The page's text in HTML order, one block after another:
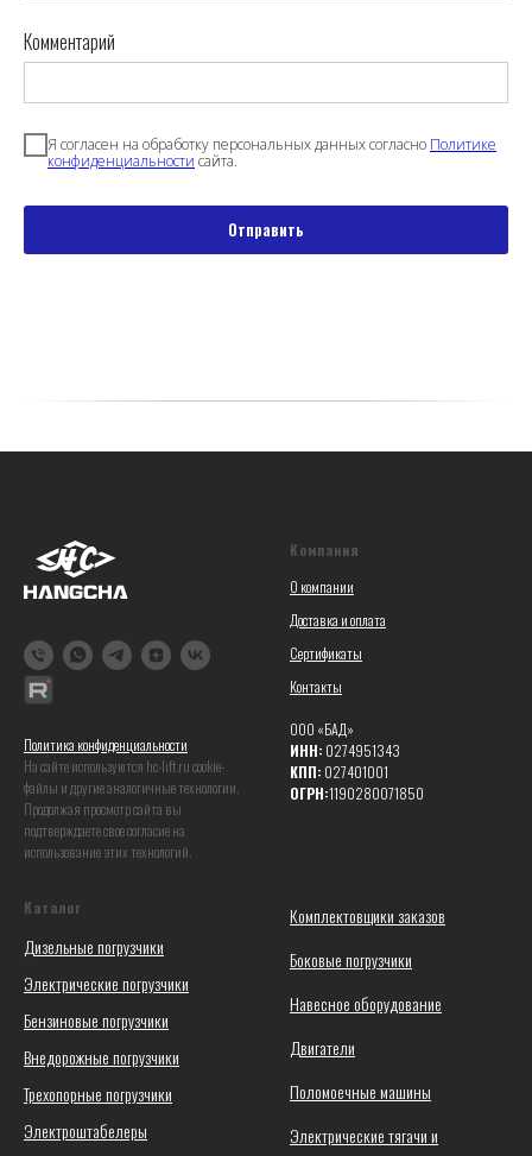
Комментарий
Я согласен на обработку персональных данных согласно Политике
конфиденциальности сайта.
Отправить
Политика конфиденциальности
На сайте используются hc-lift.ru coоkie-
файлы и другие аналогичные технологии.
Продолжая просмотр сайта вы
подтверждаете свое согласие на
использование этих технологий.
Компания
О компании
Доставка и оплата
Сертификаты
Контакты
ООО «БАД»
ИНН: 0274951343
КПП: 027401001
ОГРН:1190280071850
Каталог
Дизельные погрузчики
Электрические погрузчики
Бензиновые погрузчики
Внедорожные погрузчики
Трехопорные погрузчики
Электроштабелеры
Комплектовщики заказов
Боковые погрузчики
Навесное оборудование
Двигатели
Поломоечные машины
Электрические тягачи и